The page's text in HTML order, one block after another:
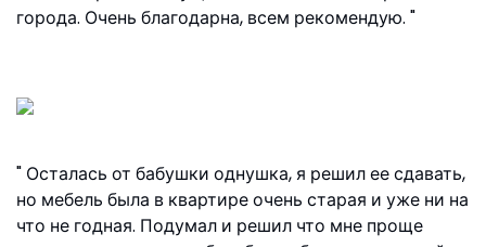
города. Очень благодарна, всем рекомендую.
Осталась от бабушки однушка, я решил ее сдавать,
но мебель была в квартире очень старая и уже ни на
что не годная. Подумал и решил что мне проще